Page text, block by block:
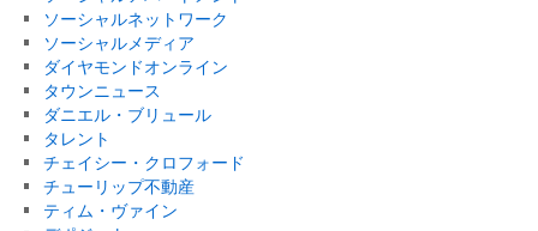
ソーシャルネットワーク
ソーシャルメディア
ダイヤモンドオンライン
タウンニュース
ダニエル・ブリュール
タレント
チェイシー・クロフォード
チューリップ不動産
ティム・ヴァイン